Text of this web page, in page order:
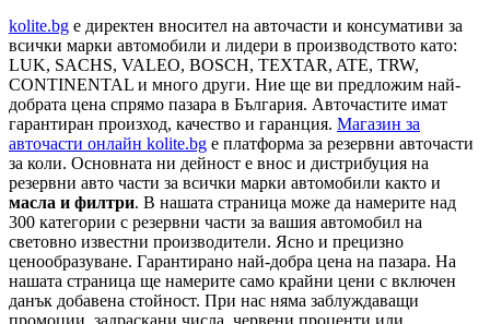
kolite.bg e директен вносител на авточасти и консумативи за
всички марки автомобили и лидери в производството като:
LUK, SACHS, VALEO, BOSCH, TEXTAR, ATE, TRW,
CONTINENTAL и много други. Ние ще ви предложим най-
добрата цена спрямо пазара в България. Авточастите имат
гарантиран произход, качество и гаранция. Магазин за
авточасти онлайн kolite.bg е платформа за резервни авточасти
за коли. Основната ни дейност е внос и дистрибуция на
резервни авто части за всички марки автомобили както и
масла и филтри. В нашата страница може да намерите над
300 категории с резервни части за вашия автомобил на
световно известни производители. Ясно и прецизно
ценообразуване. Гарантирано най-добра цена на пазара. На
нашата страница ще намерите само крайни цени с включен
данък добавена стойност. При нас няма заблуждаващи